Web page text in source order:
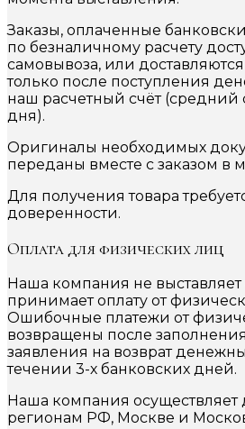
Заказы, оплаченные
по безналичному расчету
самовывоза, или
только после поступления
наш расчетный счёт (средний
дня).
Оригиналы необходимых
переданы вместе с заказом в
Для получения товара
доверенности.
Оплата для физических лиц
Наша компания не выставляет
принимает оплату от
Ошибочные платежи от
возвращены после
заявления на возврат
течении 3-х банковских дней.
Наша компания осуществляет
регионам РФ, Москве и